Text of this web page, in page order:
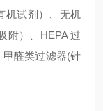
机试剂）、无机
附）、HEPA 过
醛类过滤器(针